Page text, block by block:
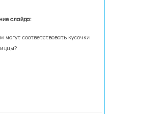
слайда:
соответствовать кусочки